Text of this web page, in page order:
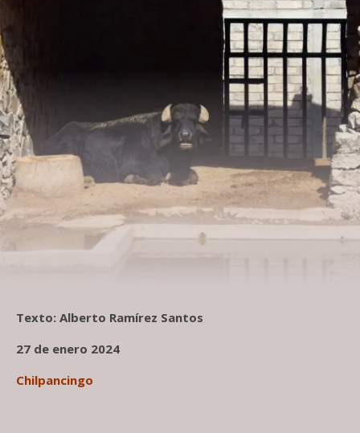
Texto: Alberto Ramírez Santos
27 de enero 2024
Chilpancingo